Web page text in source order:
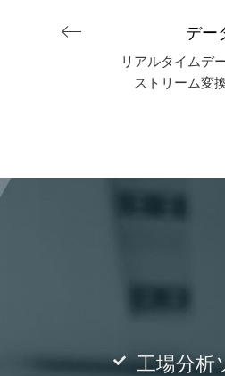
デー
リアルタイムデ
ストリーム変
工場分析